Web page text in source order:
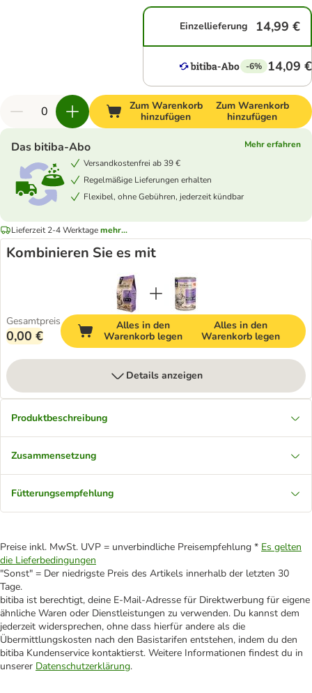
Einzellieferung 14,99 €
-6% 14,09 €
Zum Warenkorb
hinzufügen
Zum Warenkorb
hinzufügen
Das bitiba-Abo
Mehr erfahren
Versandkostenfrei ab 39 €
Regelmäßige Lieferungen erhalten
Flexibel, ohne Gebühren, jederzeit kündbar
Lieferzeit 2-4 Werktagemehr...
Kombinieren Sie es mit
Gesamtpreis
0,00 €
Alles in den
Warenkorb legen
Alles in den
Warenkorb legen
Details anzeigen
Produktbeschreibung
Zusammensetzung
Fütterungsempfehlung
Preise inkl. MwSt. UVP = unverbindliche Preisempfehlung * Es gelten
die Lieferbedingungen
"Sonst" = Der niedrigste Preis des Artikels innerhalb der letzten 30
Tage.
bitiba ist berechtigt, deine E-Mail-Adresse für Direktwerbung für eigene
ähnliche Waren oder Dienstleistungen zu verwenden. Du kannst dem
jederzeit widersprechen, ohne dass hierfür andere als die
Übermittlungskosten nach den Basistarifen entstehen, indem du den
bitiba Kundenservice kontaktierst. Weitere Informationen findest du in
unserer Datenschutzerklärung.